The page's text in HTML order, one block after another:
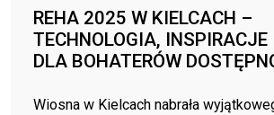
REHA 2025 W KIELCACH –
TECHNOLOGIA, INSPIRACJE
DLA BOHATERÓW
Wiosna w Kielcach nabrała